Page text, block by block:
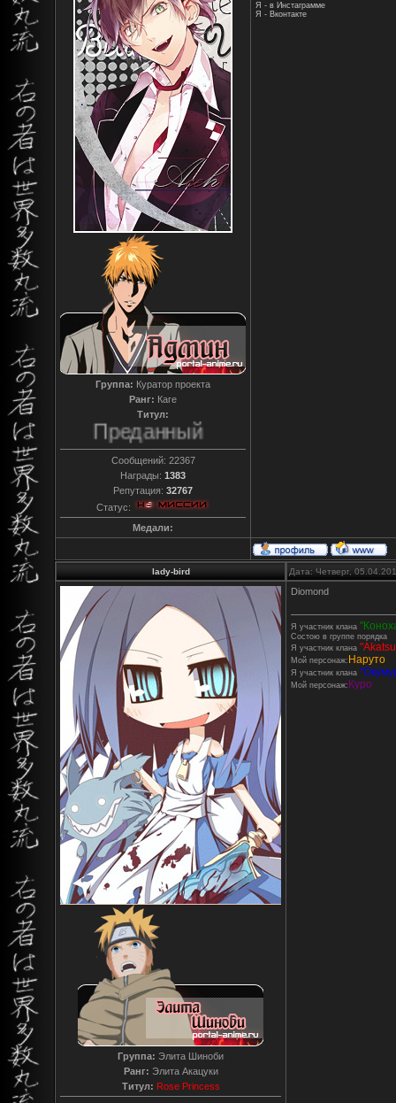
Группа: Куратор проекта
Ранг: Каге
Титул:
Преданный
Сообщений: 22367
Награды: 1383
Репутация: 32767
Статус:
Медали:
Я - в Инстаграмме
Я - Вконтакте
lady-bird Дата: Четверг,
Группа: Элита Шиноби
Ранг: Элита Акацуки
Титул: Rose Princess
Diomond
Я участник клана
Состою в группе порядка
Я участник клана
Мой персонаж: Наруто
Я участник клана
Мой персонаж: Куро